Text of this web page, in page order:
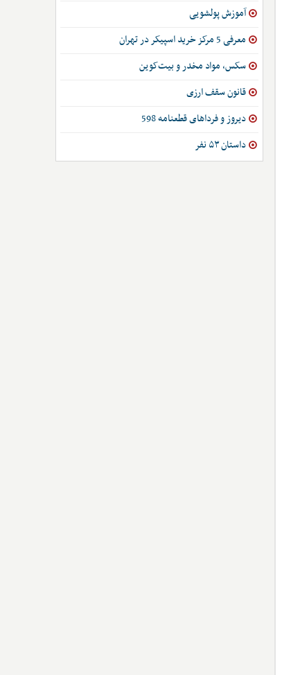
آموزش پولشویی
معرفی 5 مرکز خرید اسپیکر در تهران
سکس، مواد مخدر و بیت‌کوین
قانون سقف ارزی
دیروز و فرداهای قطعنامه 598
داستان ۵۳ نفر